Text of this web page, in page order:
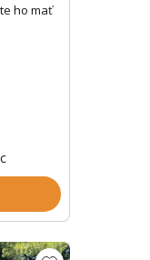
ho mať